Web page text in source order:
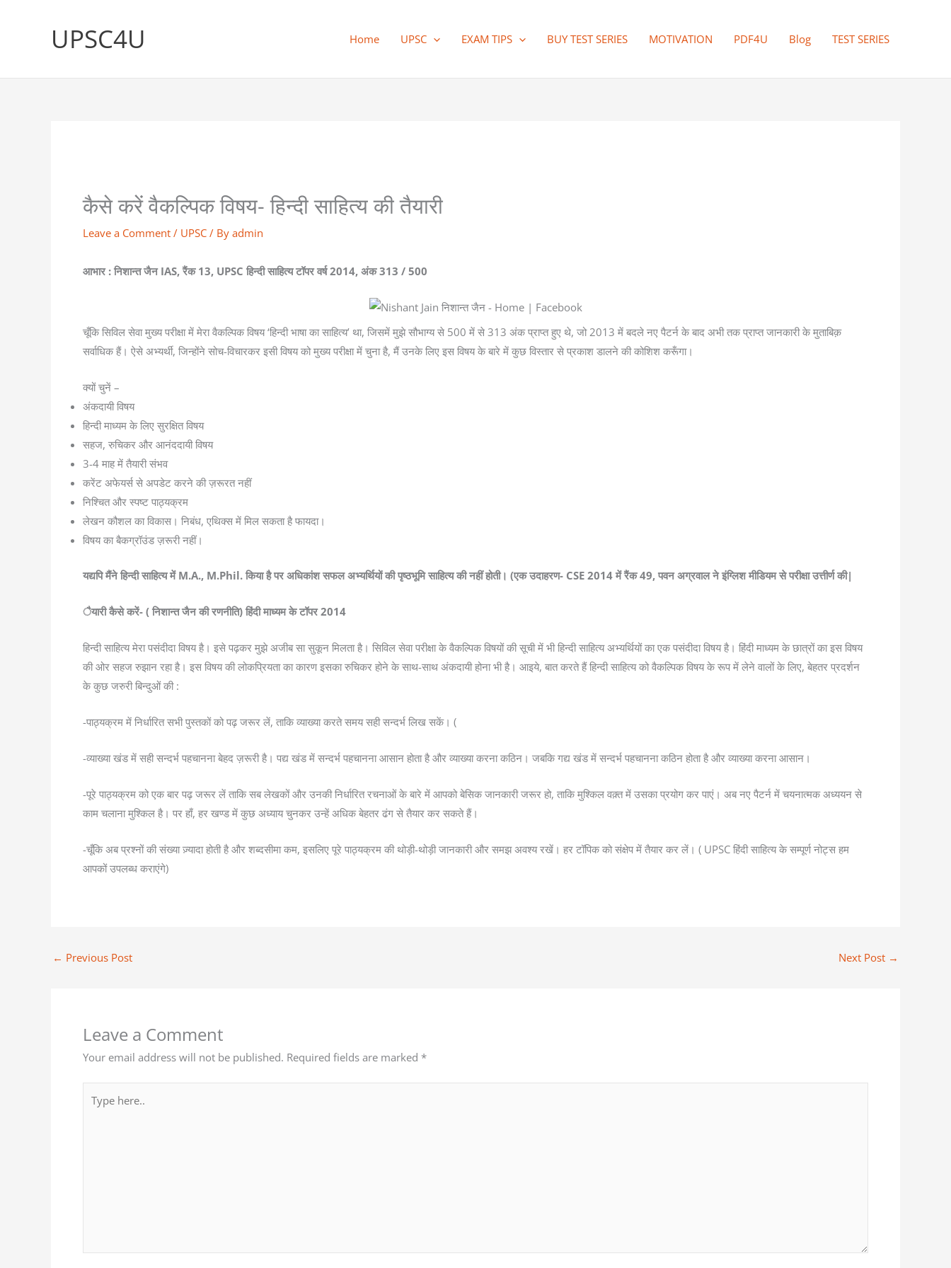
UPSC4U Home UPSC EXAM TIPS BUY TEST SERIES MOTIVATION PDF4U Blog TEST SERIES
कैसे करें वैकल्पिक विषय- हिन्दी साहित्य की तैयारी
Leave a Comment / UPSC / By admin
आभार : निशान्त जैन IAS, रैंक 13, UPSC हिन्दी साहित्य टॉपर वर्ष 2014, अंक 313 / 500
चूँकि सिविल सेवा मुख्य परीक्षा में मेरा वैकल्पिक विषय ‘हिन्दी भाषा का साहित्य’ था, जिसमें मुझे सौभाग्य से 500 में से 313 अंक प्राप्त हुए थे, जो 2013 में बदले नए पैटर्न के बाद अभी तक प्राप्त जानकारी के मुताबिक़
सर्वाधिक हैं। ऐसे अभ्यर्थी, जिन्होंने सोच-विचारकर इसी विषय को मुख्य परीक्षा में चुना है, मैं उनके लिए इस विषय के बारे में कुछ विस्तार से प्रकाश डालने की कोशिश करूँगा।
क्यों चुनें –
अंकदायी विषय
हिन्दी माध्यम के लिए सुरक्षित विषय
सहज, रुचिकर और आनंददायी विषय
3-4 माह में तैयारी संभव
करेंट अफेयर्स से अपडेट करने की ज़रूरत नहीं
निश्चित और स्पष्ट पाठ्यक्रम
लेखन कौशल का विकास। निबंध, एथिक्स में मिल सकता है फायदा।
विषय का बैकग्रॉउंड ज़रूरी नहीं।
यद्यपि मैंने हिन्दी साहित्य में M.A., M.Phil. किया है पर अधिकांश सफल अभ्यर्थियों की पृष्ठभूमि साहित्य की नहीं होती। (एक उदाहरण- CSE 2014 में रैंक 49, पवन अग्रवाल ने इंग्लिश मीडियम से परीक्षा उत्तीर्ण की|
ैयारी कैसे करें- ( निशान्त जैन की रणनीति) हिंदी माध्यम के टॉपर 2014
हिन्दी साहित्य मेरा पसंदीदा विषय है। इसे पढ़कर मुझे अजीब सा सुकून मिलता है। सिविल सेवा परीक्षा के वैकल्पिक विषयों की सूची में भी हिन्दी साहित्य अभ्यर्थियों का एक पसंदीदा विषय है। हिंदी माध्यम के छात्रों का इस विषय
की ओर सहज रुझान रहा है। इस विषय की लोकप्रियता का कारण इसका रुचिकर होने के साथ-साथ अंकदायी होना भी है। आइये, बात करते हैं हिन्दी साहित्य को वैकल्पिक विषय के रूप में लेने वालों के लिए, बेहतर प्रदर्शन
के कुछ जरुरी बिन्दुओं की :
-पाठ्यक्रम में निर्धारित सभी पुस्तकों को पढ़ जरूर लें, ताकि व्याख्या करते समय सही सन्दर्भ लिख सकें। (
-व्याख्या खंड में सही सन्दर्भ पहचानना बेहद ज़रूरी है। पद्य खंड में सन्दर्भ पहचानना आसान होता है और व्याख्या करना कठिन। जबकि गद्य खंड में सन्दर्भ पहचानना कठिन होता है और व्याख्या करना आसान।
-पूरे पाठ्यक्रम को एक बार पढ़ जरूर लें ताकि सब लेखकों और उनकी निर्धारित रचनाओं के बारे में आपको बेसिक जानकारी जरूर हो, ताकि मुश्किल वक़्त में उसका प्रयोग कर पाएं। अब नए पैटर्न में चयनात्मक अध्ययन से
काम चलाना मुश्किल है। पर हाँ, हर खण्ड में कुछ अध्याय चुनकर उन्हें अधिक बेहतर ढंग से तैयार कर सकते हैं।
-चूँकि अब प्रश्नों की संख्या ज़्यादा होती है और शब्दसीमा कम, इसलिए पूरे पाठ्यक्रम की थोड़ी-थोड़ी जानकारी और समझ अवश्य रखें। हर टॉपिक को संक्षेप में तैयार कर लें। ( UPSC हिंदी साहित्य के सम्पूर्ण नोट्स हम
आपकों उपलब्ध कराएंगे)
← Previous Post Next Post →
Leave a Comment
Your email address will not be published. Required fields are marked *
here..